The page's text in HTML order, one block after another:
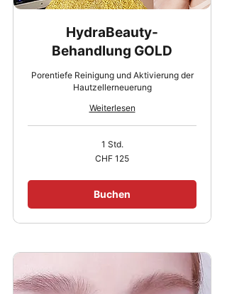
HydraBeauty-
Behandlung GOLD
Porentiefe Reinigung und Aktivierung der
Hautzellerneuerung
Weiterlesen
1 Std.
CHF 125
Buchen